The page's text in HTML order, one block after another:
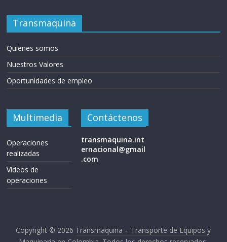
Transmaquina
Quienes somos
Nuestros Valores
Oportunidades de empleo
Multimedia
Operaciones
realizadas
Videos de
operaciones
Contáctenos
transmaquina.int
ernacional@gmail
.com
Copyright © 2026 Transmaquina – Transporte de Equipos y